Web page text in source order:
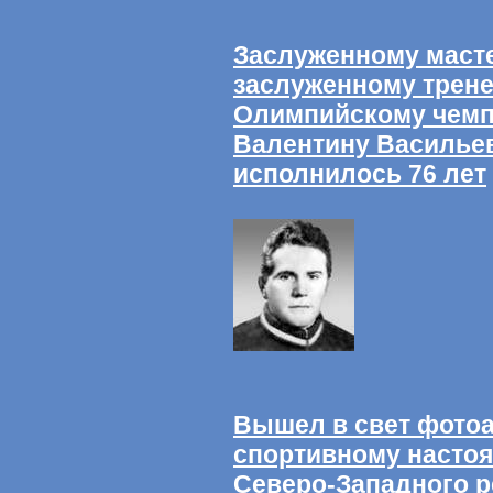
Заслуженному
заслуженному
Олимпийскому
Валентину
исполнилось 76 лет
Вышел в свет
спортивному
Северо-Западного